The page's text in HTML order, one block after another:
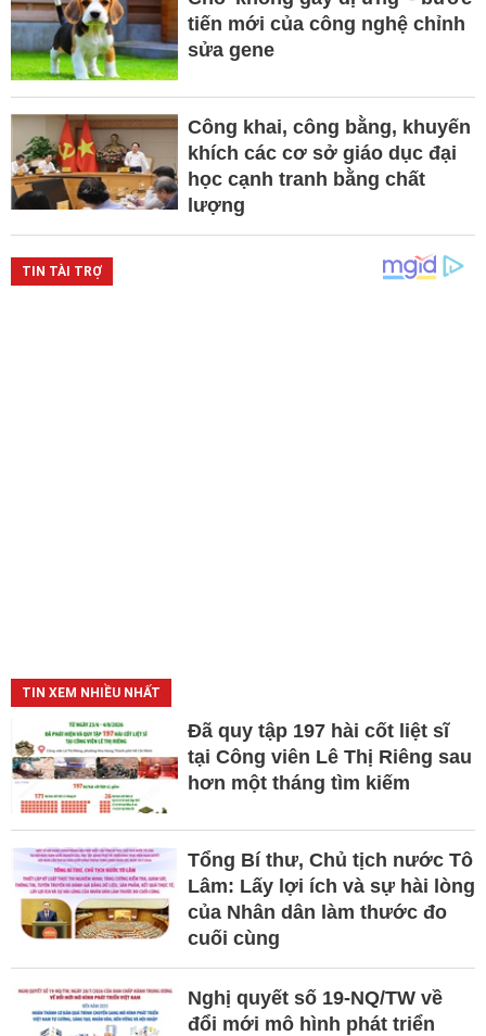
tiến mới của công nghệ chỉnh
sửa gene
Công khai, công bằng, khuyến
khích các cơ sở giáo dục đại
học cạnh tranh bằng chất
lượng
TIN XEM NHIỀU NHẤT
Đã quy tập 197 hài cốt liệt sĩ
tại Công viên Lê Thị Riêng sau
hơn một tháng tìm kiếm
Tổng Bí thư, Chủ tịch nước Tô
Lâm: Lấy lợi ích và sự hài lòng
của Nhân dân làm thước đo
cuối cùng
Nghị quyết số 19-NQ/TW về
đổi mới mô hình phát triển